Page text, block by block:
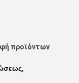
προϊόντων
,